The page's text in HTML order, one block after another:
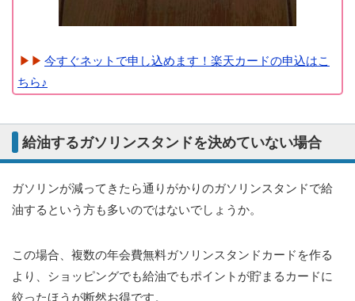
今すぐネットで申し込めます！楽天カードの申込はこ
ちら♪
給油するガソリンスタンドを決めていない場合
ガソリンが減ってきたら通りがかりのガソリンスタンドで給
油するという方も多いのではないでしょうか。
この場合、複数の年会費無料ガソリンスタンドカードを作る
より、ショッピングでも給油でもポイントが貯まるカードに
絞ったほうが断然お得です。